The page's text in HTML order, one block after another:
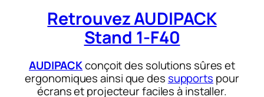
Retrouvez AUDIPACK
Stand 1-F40
AUDIPACKconçoit des solutions sûres et
ergonomiques ainsi que dessupports pour
écrans et projecteur faciles à installer.